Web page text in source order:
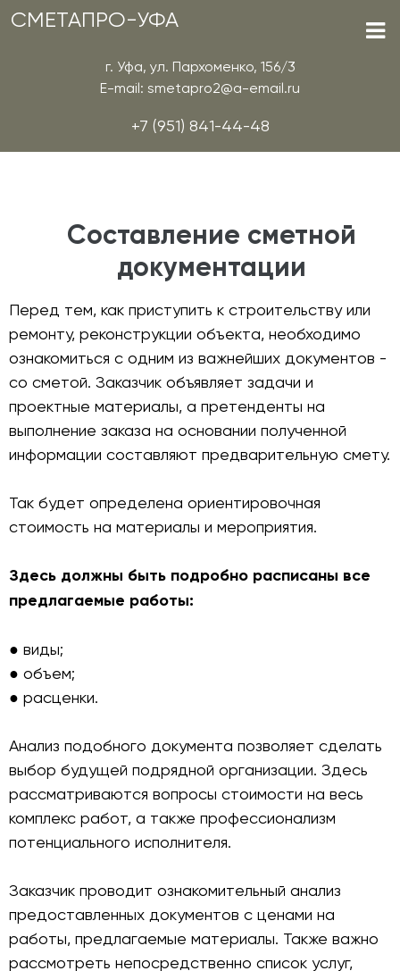
СМЕТАПРО-УФА
г. Уфа, ул. Пархоменко, 156/3
E-mail: smetapro2@a-email.ru
+7 (951) 841-44-48
Составление сметной
документации
Перед тем, как приступить к строительству или
ремонту, реконструкции объекта, необходимо
ознакомиться с одним из важнейших документов -
со сметой. Заказчик объявляет задачи и
проектные материалы, а претенденты на
выполнение заказа на основании полученной
информации составляют предварительную смету.
Так будет определена ориентировочная
стоимость на материалы и мероприятия.
Здесь должны быть подробно расписаны все
предлагаемые работы:
● виды;
● объем;
● расценки.
Анализ подобного документа позволяет сделать
выбор будущей подрядной организации. Здесь
рассматриваются вопросы стоимости на весь
комплекс работ, а также профессионализм
потенциального исполнителя.
Заказчик проводит ознакомительный анализ
предоставленных документов с ценами на
работы, предлагаемые материалы. Также важно
рассмотреть непосредственно список услуг,